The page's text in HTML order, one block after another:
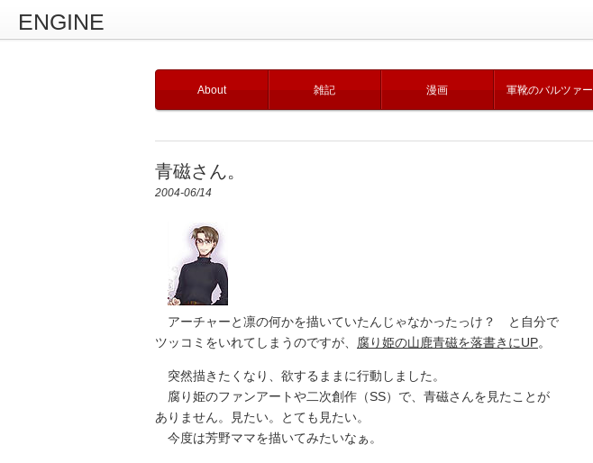
ENGINE
About 雑記 漫画 軍靴のバルツァー
青磁さん。
2004-06/14
アーチャーと凛の何かを描いていたんじゃなかったっけ？ と自分で
ツッコミをいれてしまうのですが、 腐り姫の山鹿青磁を落書きにUP。
突然描きたくなり、欲するままに行動しました。
腐り姫のファンアートや二次創作（SS）で、青磁さんを見たことが
ありません。見たい。とても見たい。
今度は芳野ママを描いてみたいなぁ。